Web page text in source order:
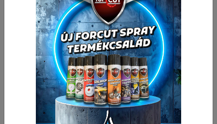
Mennyiség
+ db Kosárba
Cikkszám:040102-0025